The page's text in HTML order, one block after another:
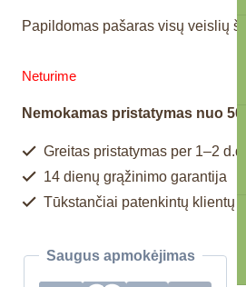
Papildomas pašaras visų veislių
Neturime
Nemokamas pristatymas nuo 50€
Greitas pristatymas per 1–2 d.d.
14 dienų grąžinimo garantija
Tūkstančiai patenkintų klientų
Saugus apmokėjimas